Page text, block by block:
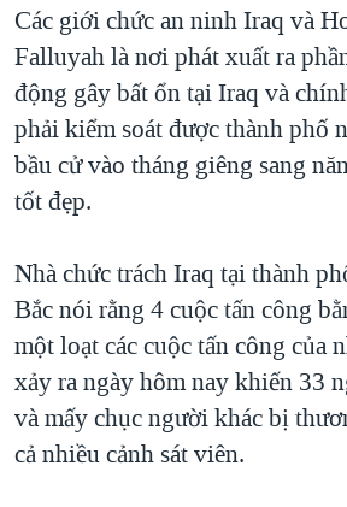
NGƯ DÂN VIỆT VÀ LÀN SÓNG TRỘM
BÊN KIA QUỐC LỘ: TIẾNG VỌNG
QUAN HỆ VIỆT MỸ
Các giới chức an ninh Iraq và
Falluyah là nơi phát xuất ra
động gây bất ổn tại Iraq và
phải kiểm soát được thành phố
bầu cử vào tháng giêng sang
tốt đẹp.
Nhà chức trách Iraq tại thành
Bắc nói rằng 4 cuộc tấn công
một loạt các cuộc tấn công của
xảy ra ngày hôm nay khiến 33
và mấy chục người khác bị
cả nhiều cảnh sát viên.